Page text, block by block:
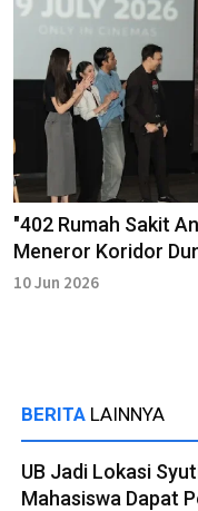
"402 Rumah Sakit
Meneror Koridor
10 Jun 2026
BERITA LAINNYA
UB Jadi Lokasi
Mahasiswa Dapat